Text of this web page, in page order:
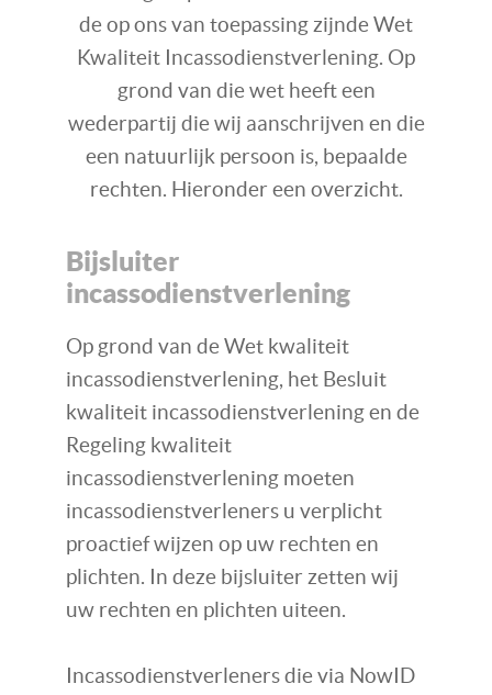
de op ons van toepassing zijnde Wet
Kwaliteit Incassodienstverlening. Op
grond van die wet heeft een
wederpartij die wij aanschrijven en die
een natuurlijk persoon is, bepaalde
rechten. Hieronder een overzicht.
Bijsluiter
incassodienstverlening
Op grond van de Wet kwaliteit
incassodienstverlening, het Besluit
kwaliteit incassodienstverlening en de
Regeling kwaliteit
incassodienstverlening moeten
incassodienstverleners u verplicht
proactief wijzen op uw rechten en
plichten. In deze bijsluiter zetten wij
uw rechten en plichten uiteen.
Incassodienstverleners die via NowID